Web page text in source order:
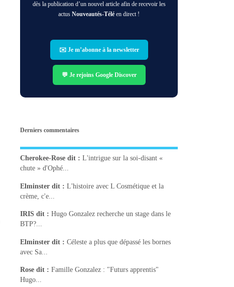
dès la publication d’un nouvel article afin de recevoir les
actusNouveautés-Télé en direct !
✉️ Je m’abonne à la newsletter
💬 Je rejoins Google Discover
Derniers commentaires
Cherokee-Rose dit : L'intrigue sur la soi-disant «
chute » d'Ophé...
Elminster dit : L'histoire avec L Cosmétique et la
crème, c'e...
IRIS dit : Hugo Gonzalez recherche un stage dans le
BTP?...
Elminster dit : Céleste a plus que dépassé les bornes
avec Sa...
Rose dit : Famille Gonzalez : "Futurs apprentis"
Hugo...